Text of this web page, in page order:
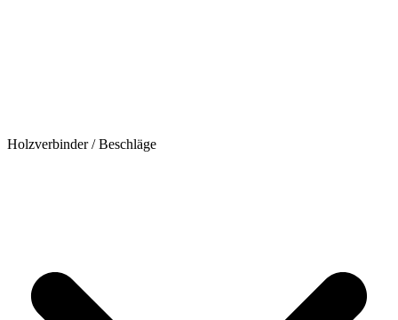
Holzverbinder / Beschläge